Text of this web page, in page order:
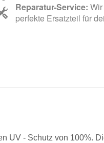
Reparatur-Service:
perfekte Ersatzteil für
UV - Schutz von 100%.